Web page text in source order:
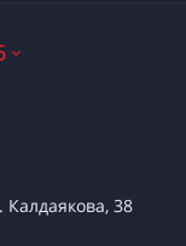
Калдаякова, 38